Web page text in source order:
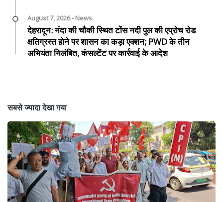
August 7, 2026 - News
देहरादून: नंदा की चौकी स्थित टोंस नदी पुल की एप्रोच रोड
क्षतिग्रस्त होने पर शासन का कड़ा एक्शन; PWD के तीन
अभियंता निलंबित, कंसल्टेंट पर कार्रवाई के आदेश
सबसे ज्यादा देखा गया